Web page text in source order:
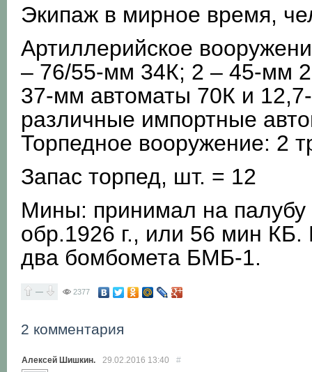
Экипаж в мирное время,
Артиллерийское
– 76/55-мм 34К; 2 – 45-мм
37-мм автоматы 70К и
различные импортные
Торпедное вооружение: 2
Запас торпед, шт. = 12
Мины: принимал на
обр.1926 г., или 56 мин КБ.
два бомбомета БМБ-1.
— 2377
2 комментария
Алексей Шишкин. 29.02.2016 13:40 #